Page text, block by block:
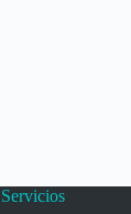
Servicios